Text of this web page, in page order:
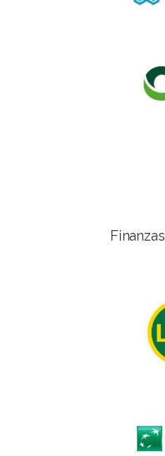
Finanzas